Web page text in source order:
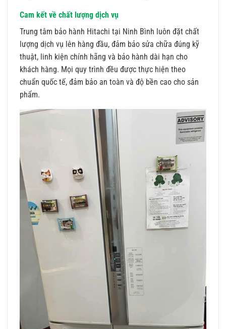
Cam kết về chất lượng dịch vụ
Trung tâm bảo hành Hitachi tại Ninh Bình luôn đặt chất
lượng dịch vụ lên hàng đầu, đảm bảo sửa chữa đúng kỹ
thuật, linh kiện chính hãng và bảo hành dài hạn cho
khách hàng. Mọi quy trình đều được thực hiện theo
chuẩn quốc tế, đảm bảo an toàn và độ bền cao cho sản
phẩm.